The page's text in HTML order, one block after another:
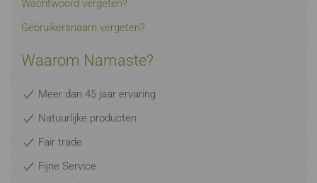
Wachtwoord vergeten?
Gebruikersnaam vergeten?
Waarom Namaste?
Meer dan 45 jaar ervaring
Natuurlijke producten
Fair trade
Fijne Service